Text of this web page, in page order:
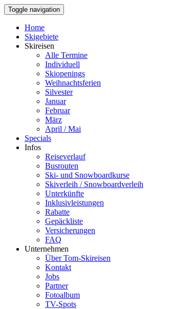
Toggle navigation
Home
Skigebiete
Skireisen
Alle Termine
Individuell
Skiopenings
Weihnachtsferien
Silvester
Januar
Februar
März
April / Mai
Specials
Infos
Reiseverlauf
Busrouten
Ski- und Snowboardkurse
Skiverleih / Snowboardverleih
Unterkünfte
Inklusivleistungen
Rabatte
Gepäckliste
Versicherungen
FAQ
Unternehmen
Über Tom-Skireisen
Kontakt
Jobs
Partner
Fotoalbum
TV-Spots